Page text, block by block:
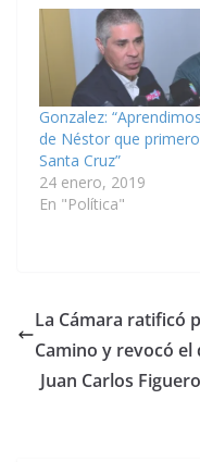
Gonzalez: “Aprendimos
de Néstor que primero
Santa Cruz”
24 enero, 2019
En "Política"
La Cámara ratificó
Camino y revocó
Juan Carlos